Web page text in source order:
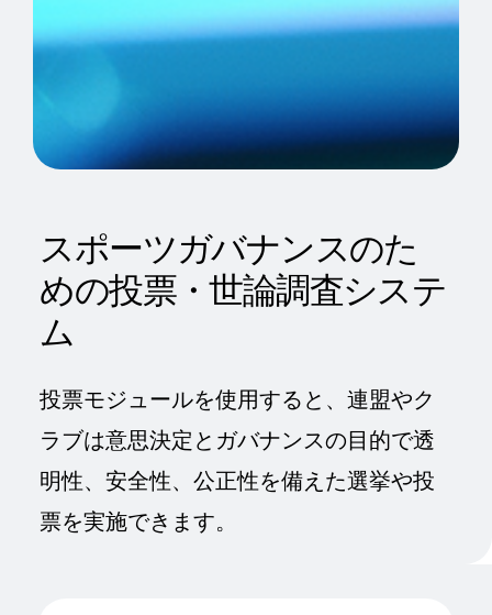
スポーツガバナンスのた
めの投票・世論調査システ
ム
投票モジュールを使用すると、連盟やク
ラブは意思決定とガバナンスの目的で透
明性、安全性、公正性を備えた選挙や投
票を実施できます。